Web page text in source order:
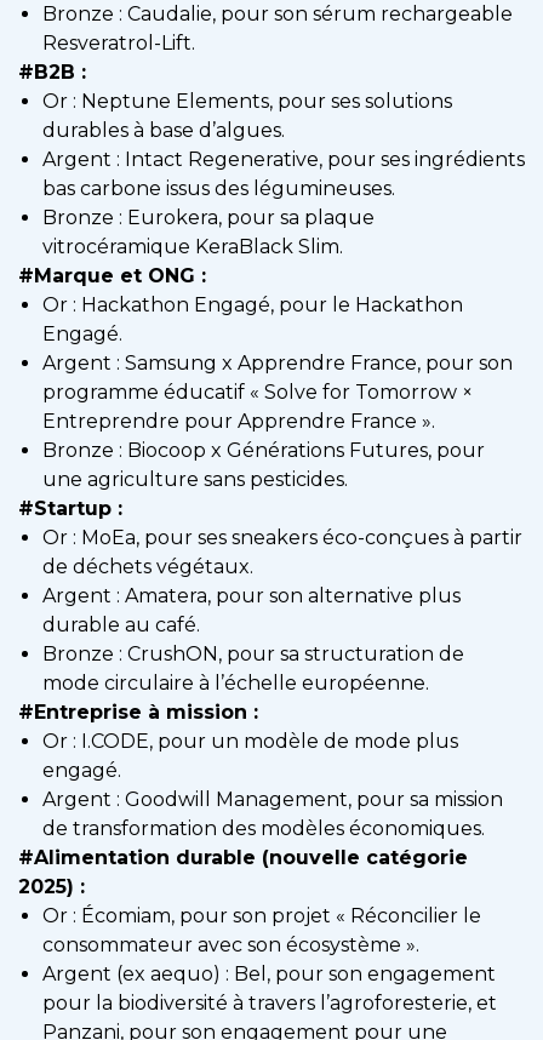
Bronze : Caudalie, pour son sérum rechargeable
Resveratrol-Lift.
#B2B :
Or : Neptune Elements, pour ses solutions
durables à base d’algues.
Argent : Intact Regenerative, pour ses ingrédients
bas carbone issus des légumineuses.
Bronze : Eurokera, pour sa plaque
vitrocéramique KeraBlack Slim.
#Marque et ONG :
Or : Hackathon Engagé, pour le Hackathon
Engagé.
Argent : Samsung x Apprendre France, pour son
programme éducatif « Solve for Tomorrow ×
Entreprendre pour Apprendre France ».
Bronze : Biocoop x Générations Futures, pour
une agriculture sans pesticides.
#Startup :
Or : MoEa, pour ses sneakers éco-conçues à partir
de déchets végétaux.
Argent : Amatera, pour son alternative plus
durable au café.
Bronze : CrushON, pour sa structuration de
mode circulaire à l’échelle européenne.
#Entreprise à mission :
Or : I.CODE, pour un modèle de mode plus
engagé.
Argent : Goodwill Management, pour sa mission
de transformation des modèles économiques.
#Alimentation durable (nouvelle catégorie
2025) :
Or : Écomiam, pour son projet « Réconcilier le
consommateur avec son écosystème ».
Argent (ex aequo) : Bel, pour son engagement
pour la biodiversité à travers l’agroforesterie, et
Panzani, pour son engagement pour une